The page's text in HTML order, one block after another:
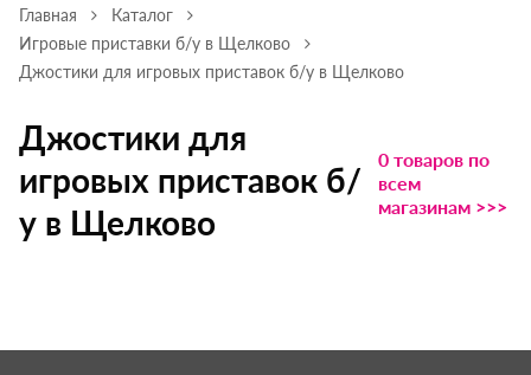
Главная
Каталог
Игровые приставки б/у в Щелково
Джостики для игровых приставок б/у в Щелково
Джостики для
игровых приставок б/
у в Щелково
0 товаров по
всем
магазинам >>>